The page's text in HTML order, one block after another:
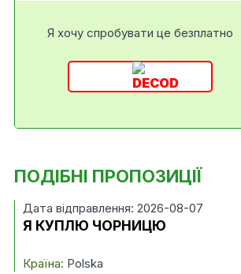
Я хочу спробувати це безплатно
ПОДІБНІ ПРОПОЗИЦІЇ
Дата відправлення: 2026-08-07
Я КУПЛЮ ЧОРНИЦЮ
Країна: Polska